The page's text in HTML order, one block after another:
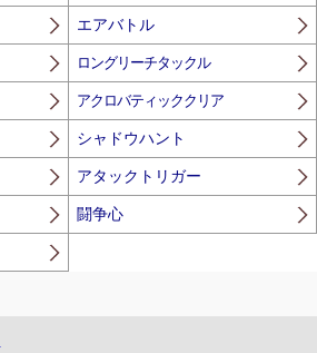
エアバトル
ロングリーチタックル
アクロバティッククリア
シャドウハント
アタックトリガー
闘争心